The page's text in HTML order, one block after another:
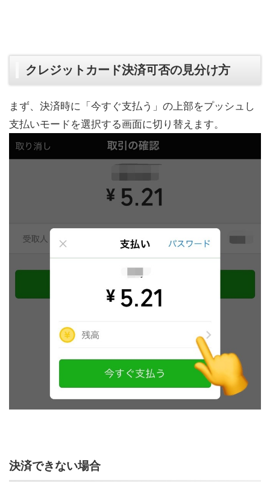
クレジットカード決済可否の見分け方
まず、決済時に「今すぐ支払う」の上部をプッシュし
支払いモードを選択する画面に切り替えます。
決済できない場合